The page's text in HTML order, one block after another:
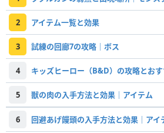
2 アイテム一覧と効果
3 試練の回廊7の攻略｜ボス
4 キッズヒーロー（B&D）の攻略とお
5 獣の肉の入手方法と効果｜アイテム
6 回避あげ饅頭の入手方法と効果｜アイ